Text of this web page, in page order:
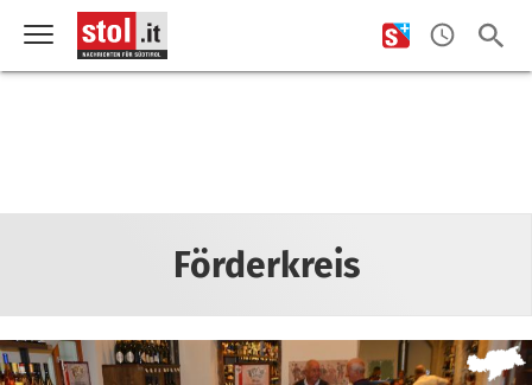
Förderkreis